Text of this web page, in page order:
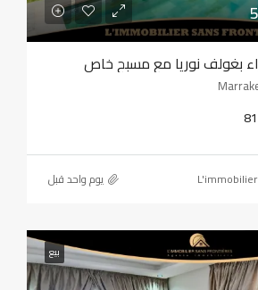
بغولف نوريا مع مسبح خاص
‏يوم واحد قبل
بيع